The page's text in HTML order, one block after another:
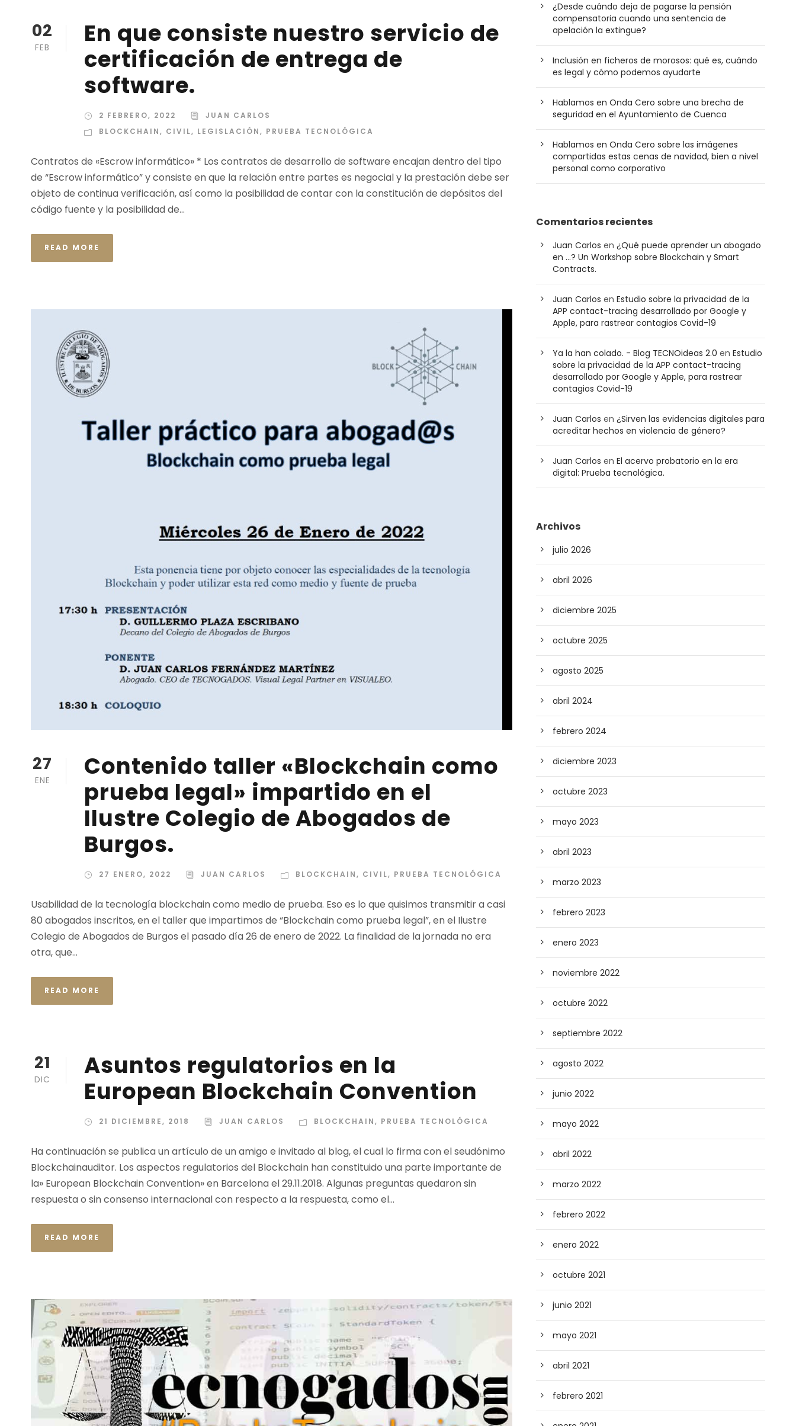
02
FEB
En que consiste nuestro servicio de
certificación de entrega de
software.
2 FEBRERO, 2022
JUAN CARLOS
BLOCKCHAIN, CIVIL, LEGISLACIÓN, PRUEBA TECNOLÓGICA
Contratos de «Escrow informático» * Los contratos de desarrollo de software encajan dentro del tipo
de “Escrow informático” y consiste en que la relación entre partes es negocial y la prestación debe ser
objeto de continua verificación, así como la posibilidad de contar con la constitución de depósitos del
código fuente y la posibilidad de...
READ MORE
27
ENE
Contenido taller «Blockchain como
prueba legal» impartido en el
Ilustre Colegio de Abogados de
Burgos.
27 ENERO, 2022 JUAN CARLOS BLOCKCHAIN, CIVIL, PRUEBA TECNOLÓGICA
Usabilidad de la tecnología blockchain como medio de prueba. Eso es lo que quisimos transmitir a casi
80 abogados inscritos, en el taller que impartimos de “Blockchain como prueba legal”, en el Ilustre
Colegio de Abogados de Burgos el pasado día 26 de enero de 2022. La finalidad de la jornada no era
otra, que...
READ MORE
21
DIC
Asuntos regulatorios en la
European Blockchain Convention
21 DICIEMBRE, 2018 JUAN CARLOS BLOCKCHAIN, PRUEBA TECNOLÓGICA
Ha continuación se publica un artículo de un amigo e invitado al blog, el cual lo firma con el seudónimo
Blockchainauditor. Los aspectos regulatorios del Blockchain han constituido una parte importante de
la» European Blockchain Convention» en Barcelona el 29.11.2018. Algunas preguntas quedaron sin
respuesta o sin consenso internacional con respecto a la respuesta, como el...
READ MORE
¿Desde cuándo deja de pagarse la pensión
compensatoria cuando una sentencia de
apelación la extingue?
Inclusión en ficheros de morosos: qué es, cuándo
es legal y cómo podemos ayudarte
Hablamos en Onda Cero sobre una brecha de
seguridad en el Ayuntamiento de Cuenca
Hablamos en Onda Cero sobre las imágenes
compartidas estas cenas de navidad, bien a nivel
personal como corporativo
Comentarios recientes
Juan Carlos en¿Qué puede aprender un abogado
en …? Un Workshop sobre Blockchain y Smart
Contracts.
Juan Carlos enEstudio sobre la privacidad de la
APP contact-tracing desarrollado por Google y
Apple, para rastrear contagios Covid-19
Ya la han colado. - Blog TECNOideas 2.0 enEstudio
sobre la privacidad de la APP contact-tracing
desarrollado por Google y Apple, para rastrear
contagios Covid-19
Juan Carlos en¿Sirven las evidencias digitales para
acreditar hechos en violencia de género?
Juan Carlos enEl acervo probatorio en la era
digital: Prueba tecnológica.
Archivos
julio 2026
abril 2026
diciembre 2025
octubre 2025
agosto 2025
abril 2024
febrero 2024
diciembre 2023
octubre 2023
mayo 2023
abril 2023
marzo 2023
febrero 2023
enero 2023
noviembre 2022
octubre 2022
septiembre 2022
agosto 2022
junio 2022
mayo 2022
abril 2022
marzo 2022
febrero 2022
enero 2022
octubre 2021
junio 2021
mayo 2021
abril 2021
febrero 2021